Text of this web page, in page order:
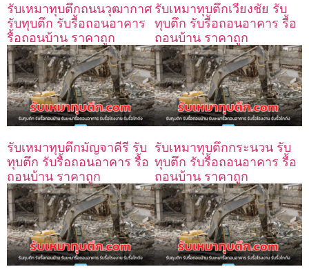
รับเหมาทุบตึกถนนวุฒากาศ
รับทุบตึก รับรื้อถอนอาคาร
รื้อถอนบ้าน ราคาถูก
รับเหมาทุบตึกเวียงชัย รับ
ทุบตึก รับรื้อถอนอาคาร รื้อ
ถอนบ้าน ราคาถูก
รับเหมาทุบตึกมัญจาคีรี รับ
ทุบตึก รับรื้อถอนอาคาร รื้อ
ถอนบ้าน ราคาถูก
รับเหมาทุบตึกกระนวน รับ
ทุบตึก รับรื้อถอนอาคาร รื้อ
ถอนบ้าน ราคาถูก